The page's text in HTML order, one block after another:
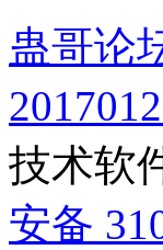
蛊哥论
技术软
安备